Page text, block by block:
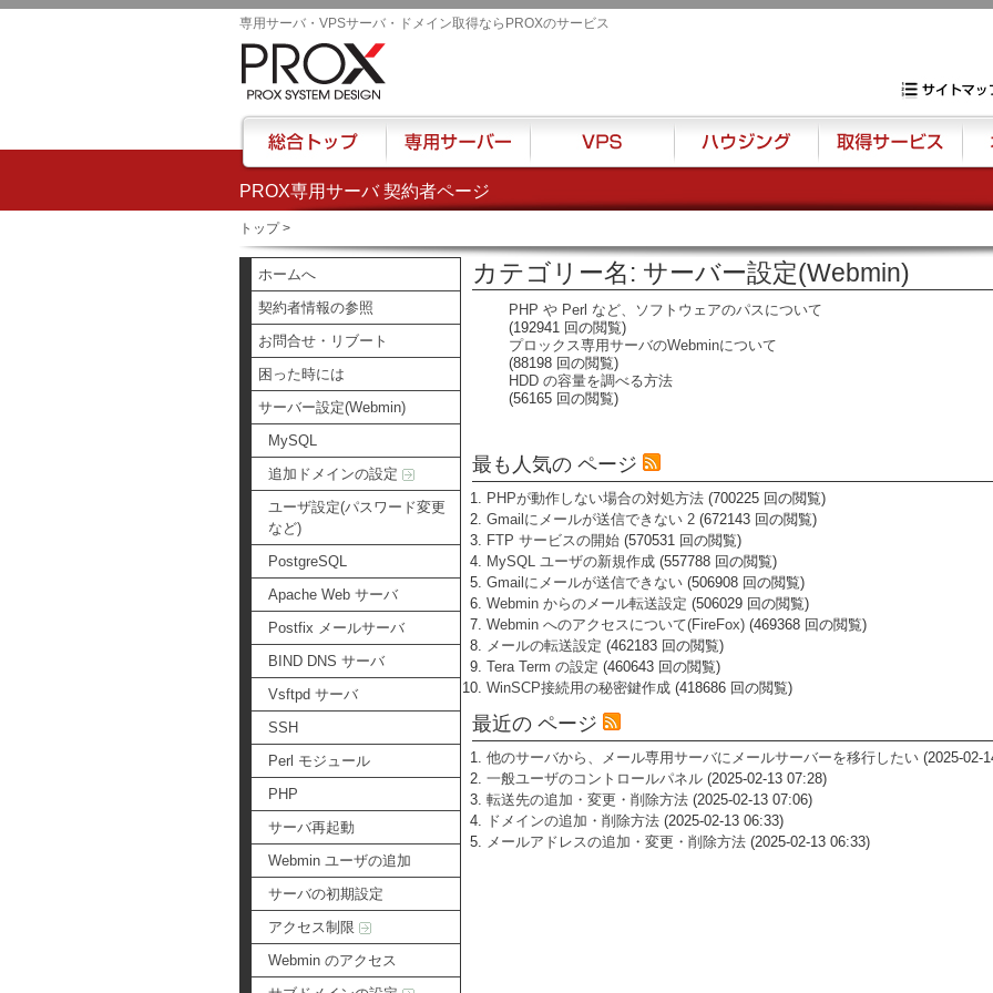
PROX専用サーバ 契約者ページ
専用サーバ・VPSサーバ・ドメイン取得ならPROXのサービス
トップ>
ホームへ
契約者情報の参照
お問合せ・リブート
困った時には
サーバー設定(Webmin)
MySQL
追加ドメインの設定
ユーザ設定(パスワード変更
など)
PostgreSQL
Apache Web サーバ
Postfix メールサーバ
BIND DNS サーバ
Vsftpd サーバ
SSH
Perl モジュール
PHP
サーバ再起動
Webmin ユーザの追加
サーバの初期設定
アクセス制限
Webmin のアクセス
カテゴリー名: サーバー設定(Webmin)
PHP や Perl など、ソフトウェアのパスについて
(192941 回の閲覧)
プロックス専用サーバのWebminについて
(88198 回の閲覧)
HDD の容量を調べる方法
(56165 回の閲覧)
最も人気の ページ
PHPが動作しない場合の対処方法(700225 回の閲覧)
Gmailにメールが送信できない 2(672143 回の閲覧)
FTP サービスの開始(570531 回の閲覧)
MySQL ユーザの新規作成(557788 回の閲覧)
Gmailにメールが送信できない(506908 回の閲覧)
Webmin からのメール転送設定 (506029 回の閲覧)
Webmin へのアクセスについて(FireFox)(469368 回の閲覧)
メールの転送設定 (462183 回の閲覧)
Tera Term の設定 (460643 回の閲覧)
WinSCP接続用の秘密鍵作成(418686 回の閲覧)
最近の ページ
他のサーバから、メール専用サーバにメールサーバーを移行したい(2025-02-
一般ユーザのコントロールパネル(2025-02-13 07:28)
転送先の追加・変更・削除方法(2025-02-13 07:06)
ドメインの追加・削除方法(2025-02-13 06:33)
メールアドレスの追加・変更・削除方法(2025-02-13 06:33)
総合トップ 専用サーバー VPS ハウジング 取得サービス オプ